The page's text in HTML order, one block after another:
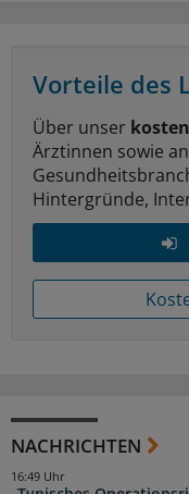
Vorteile des
Über unser
Ärztinnen sowie
Hintergründe,
NACHRICHTEN
16:49 Uhr